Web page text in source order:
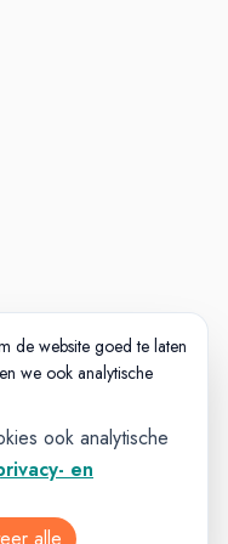
boord?
en
en
de website goed te laten
we ook analytische
ook analytische
en